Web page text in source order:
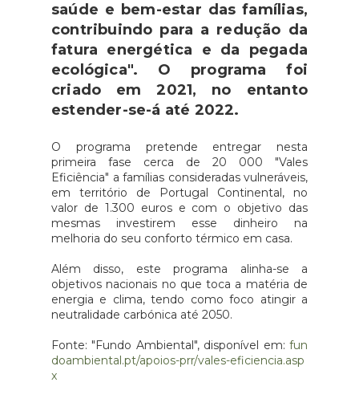
saúde e bem-estar das famílias,
contribuindo para a redução da
fatura energética e da pegada
ecológica". O programa foi
criado em 2021, no entanto
estender-se-á até 2022.
O programa pretende entregar nesta
primeira fase cerca de 20 000 "Vales
Eficiência" a famílias consideradas vulneráveis,
em território de Portugal Continental, no
valor de 1.300 euros e com o objetivo das
mesmas investirem esse dinheiro na
melhoria do seu conforto térmico em casa.
Além disso, este programa alinha-se a
objetivos nacionais no que toca a matéria de
energia e clima, tendo como foco atingir a
neutralidade carbónica até 2050.
Fonte: "Fundo Ambiental", disponível em: fun
doambiental.pt/apoios-prr/vales-eficiencia.asp
x